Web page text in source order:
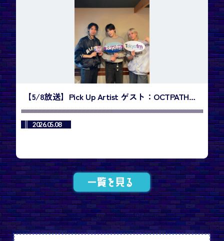
【5/8放送】Pick Up Artist ゲスト：OCTPATH・
小堀柊さん、西島蓮汰さん／今週のランキング1
位は、NEXZ「Mmchk」
2026.05.08
Tweets by popktop10friday